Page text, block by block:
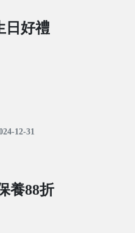
日好禮
12-31
養88折